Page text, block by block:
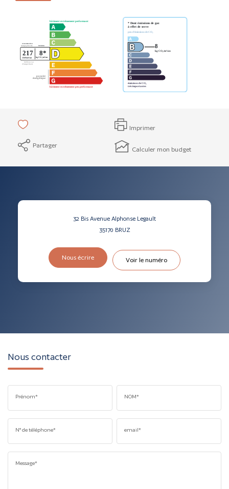
Imprimer
Partager
Calculer mon budget
32 Bis Avenue Alphonse Legault
35170 BRUZ
Nous écrire Voir le numéro
Nous contacter
Prénom* NOM*
N° de téléphone* email*
Message*